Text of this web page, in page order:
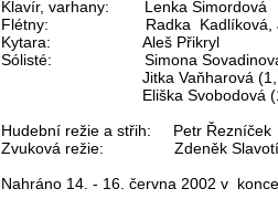
Klavír, varhany: Lenka Šimordová
Flétny: Radka Kadlíková,
Kytara: Aleš Přikryl
Sólisté: Simona Sovadinová
Jitka Vaňharová (1,13),
Eliška Svobodová (13),
Hudební režie a střih: Petr Řezníček
Zvuková režie: Zdeněk
Nahráno 14. - 16. června 2002 v